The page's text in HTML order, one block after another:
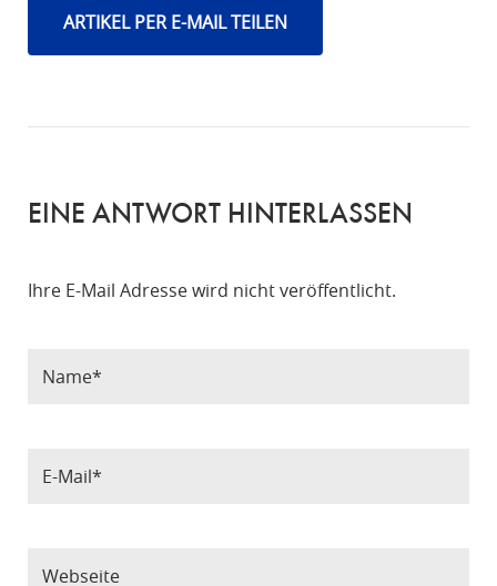
ARTIKEL PER E-MAIL TEILEN
EINE ANTWORT HINTERLASSEN
Ihre E-Mail Adresse wird nicht veröffentlicht.